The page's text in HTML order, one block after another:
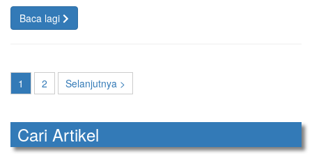
Baca lagi
1 2 Selanjutnya >
Cari Artikel